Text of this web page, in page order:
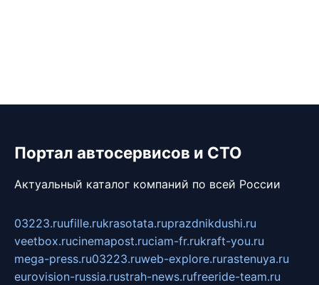
Портал автосервисов и СТО
Актуальный каталог компаний по всей России
03223.ruufille.rukrasotata.ruprazdnikdushi.ru
veetbox.rucinemapost.ruciam-fr.rukraft-you.ru
mega-press.ru03223.ruweb-explore.rurastenuya.ru
eurovision-russia.rustrah-news.rufreeride-team.ru